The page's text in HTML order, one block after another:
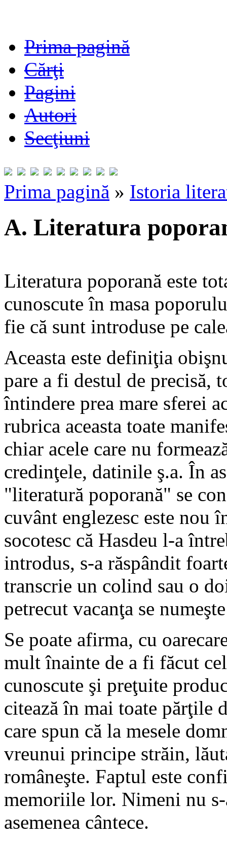
Prima pagină
Cărţi
Pagini
Autori
Secţiuni
Prima pagină » Istoria
A. Literatura
Literatura poporană este
cunoscute în masa
fie că sunt introduse pe
Aceasta este definiţia
pare a fi destul de precisă,
întindere prea mare sferei
rubrica aceasta toate
chiar acele care nu
credinţele, datinile ş.a. În
"literatură poporană" se
cuvânt englezesc este nou
socotesc că Hasdeu l-a
introdus, s-a răspândit
transcrie un colind sau o
petrecut vacanţa se
Se poate afirma, cu
mult înainte de a fi făcut
cunoscute şi preţuite
citează în mai toate părţile
care spun că la mesele
vreunui principe străin,
româneşte. Faptul este
memoriile lor. Nimeni nu
asemenea cântece.